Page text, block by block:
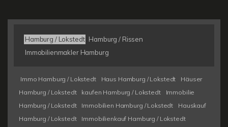
Hamburg / Lokstedt Hamburg / Rissen
Immobilienmakler Hamburg
Immo Hamburg / Lokstedt Haus Hamburg / Lokstedt
Häuser
Hamburg / Lokstedt
kaufen Hamburg / Lokstedt
Immobilie
Hamburg / Lokstedt
Immobilien Hamburg / Lokstedt
Hauskauf
Hamburg / Lokstedt
Immobilienkauf Hamburg / Lokstedt